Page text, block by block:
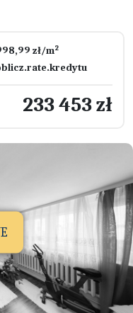
zł/m2
233 453 zł